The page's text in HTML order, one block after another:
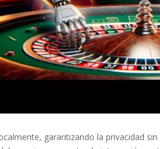
garantizando la privacidad